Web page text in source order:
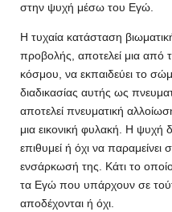
στην ψυχή μέσω του Εγώ.
Η τυχαία κατάσταση
προβολής, αποτελεί μια από
κόσμου, να εκπαιδεύει το
διαδικασίας αυτής ως
αποτελεί πνευματική
μια εικονική φυλακή. Η ψυχή
επιθυμεί ή όχι να
ενσάρκωσή της. Κάτι το
τα Εγώ που υπάρχουν σε
αποδέχονται ή όχι.